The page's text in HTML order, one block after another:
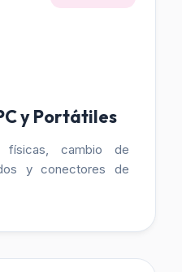
y Portátiles
físicas, cambio de
y conectores de